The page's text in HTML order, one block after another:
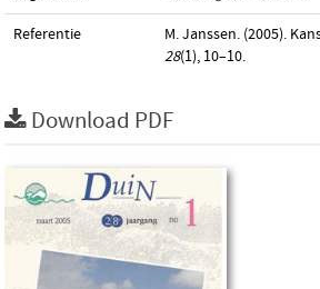
Referentie M. Janssen. (2005).
28(1), 10–10.
Download PDF